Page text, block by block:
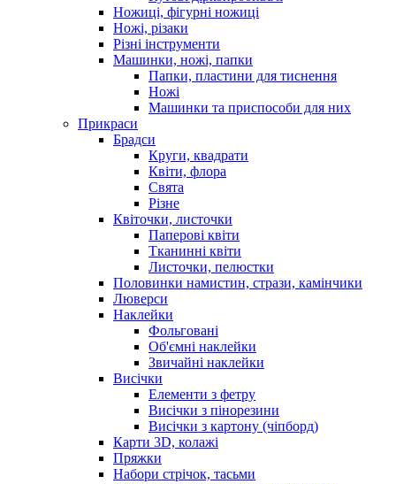
Ножиці, фігурні ножиці
Ножі, різаки
Різні інструменти
Машинки, ножі, папки
Папки, пластини для тиснення
Ножі
Машинки та приспособи для них
Прикраси
Брадси
Круги, квадрати
Квіти, флора
Свята
Різне
Квіточки, листочки
Паперові квіти
Тканинні квіти
Листочки, пелюстки
Половинки намистин, стрази, камінчики
Люверси
Наклейки
Фольговані
Об'ємні наклейки
Звичайні наклейки
Висічки
Елементи з фетру
Висічки з пінорезини
Висічки з картону (чіпборд)
Карти 3D, колажі
Пряжки
Набори стрічок, тасьми